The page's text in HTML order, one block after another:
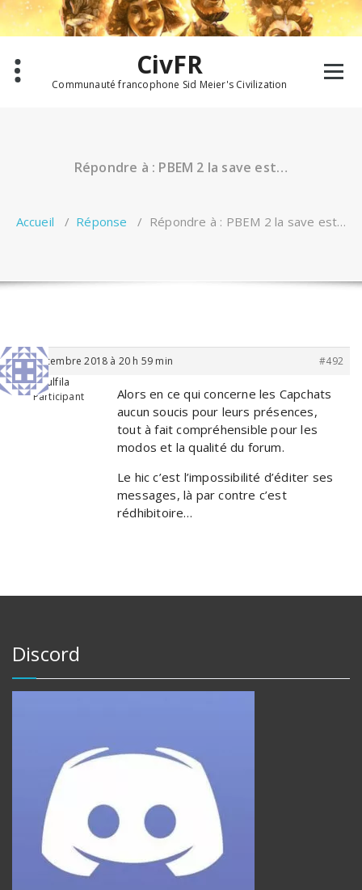
Aller
contenu
CivFR
Communauté francophone Sid Meier's Civilization
Répondre à : PBEM 2 la save est…
Accueil / Réponse / Répondre à : PBEM 2 la save est…
20 décembre 2018 à 20 h 59 min
#492
Wulfila
Participant
Alors en ce qui concerne les Capchats
aucun soucis pour leurs présences,
tout à fait compréhensible pour les
modos et la qualité du forum.
Le hic c’est l’impossibilité d’éditer ses
messages, là par contre c’est
rédhibitoire…
Discord